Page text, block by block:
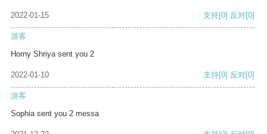
2022-01-15 支持[0] 反对[0]
游客
Horny Shriya sent you 2
2022-01-10 支持[0] 反对[0]
游客
Sophia sent you 2 messa